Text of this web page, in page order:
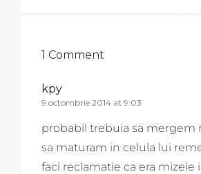
1 Comment
kpy
9 octombrie 2014 at 9:03
probabil trebuia sa mergem
sa maturam in celula lui
faci reclamatie ca era mizeie